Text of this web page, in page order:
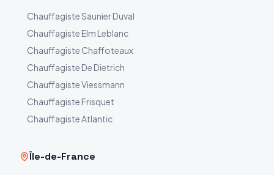
ChauffagisteSaunier Duval
Chauffagiste Elm Leblanc
Chauffagiste Chaffoteaux
Chauffagiste De Dietrich
ChauffagisteViessmann
Chauffagiste Frisquet
ChauffagisteAtlantic
Île-de-France